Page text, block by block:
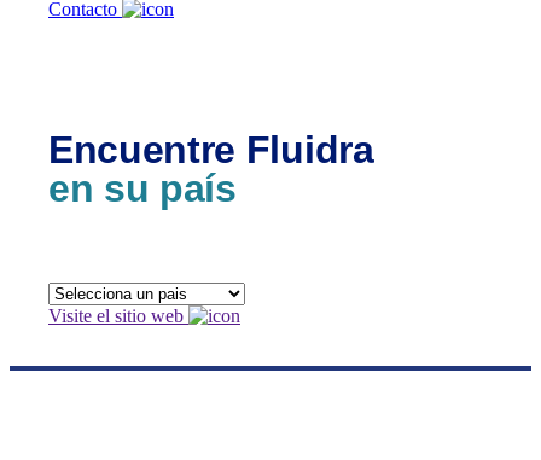
Contacto
Encuentre Fluidra
en su país
Visite el sitio web